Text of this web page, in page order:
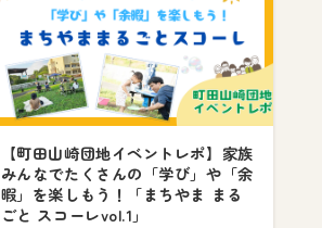
【町田山崎団地イベントレポ】家族
みんなでたくさんの「学び」や「余
暇」を楽しもう！「まちやま まる
ごと スコーレvol.1」